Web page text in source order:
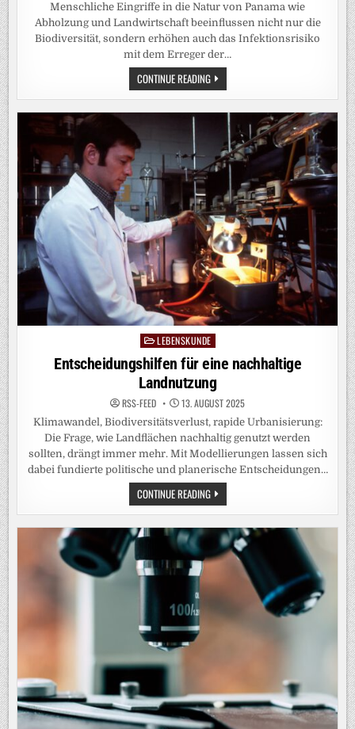
Menschliche Eingriffe in die Natur von Panama wie
Abholzung und Landwirtschaft beeinflussen nicht nur die
Biodiversität, sondern erhöhen auch das Infektionsrisiko
mit dem Erreger der…
CONTINUE READINGWENIGER
VIELFALT,
HÖHERES
INFEKTIONSRISIKO:
GESTÖRTE
LEBENSRÄUME
FÖRDERN
AUSBREITUNG
GEFÄHRLICHER
TROPENKRANKHEIT
Posted
in
LEBENSKUNDE
Entscheidungshilfen für eine nachhaltige
Landnutzung
RSS-FEED 13. AUGUST 2025
Klimawandel, Biodiversitätsverlust, rapide Urbanisierung:
Die Frage, wie Landflächen nachhaltig genutzt werden
sollten, drängt immer mehr. Mit Modellierungen lassen sich
dabei fundierte politische und planerische Entscheidungen…
CONTINUE READINGENTSCHEIDUNGSHILFEN
FÜR
EINE
NACHHALTIGE
LANDNUTZUNG